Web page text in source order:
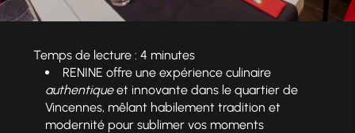
Temps de lecture : 4 minutes
RENINE offre une expérience culinaire
authentiqueet innovante dans le quartier de
Vincennes, mêlant habilement tradition et
modernité pour sublimer vos moments